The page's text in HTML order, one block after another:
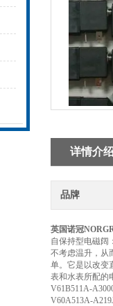
详情介
品牌
英国诺冠
自保持型电磁阔
不考虑温升，从
单。它是以改变
表和水表所配的
V61B511A-
V60A513A-